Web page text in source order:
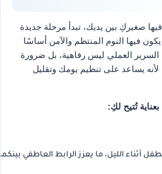
صغيركِ بين يديك، تبدأ مرحلة جديدة
فيها النوم المنتظم والآمن أساسًا
العملي ليس رفاهية، بل ضرورة
لأنه يساعد على تنظيم يومك وتقليل
تُتيح لكِ:
أثناء الليل، ما يعزز الرابط العاطفي